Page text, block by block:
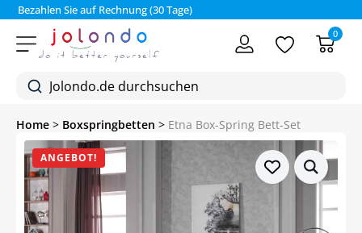
Bezahlen Sie auf Rechnung (30 Tage)
0
Home > Boxspringbetten > Etna Box-Spring Bett-Set
ANGEBOT!